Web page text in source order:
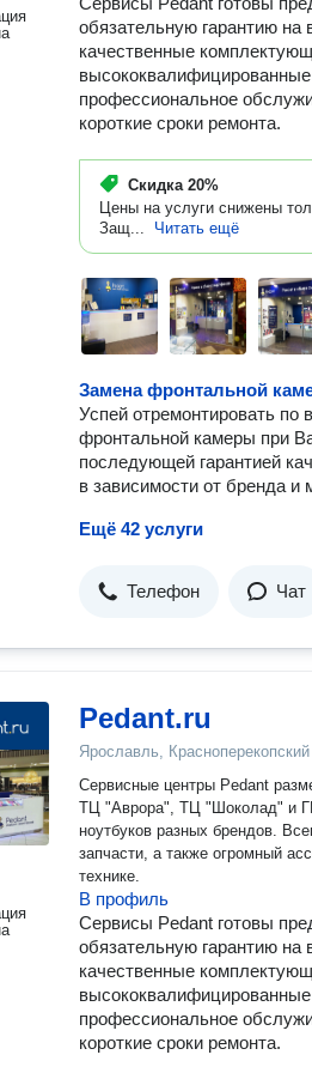
обязательную гарантию на
качественные
профессиональное
короткие сроки ремонта.
Скидка 20%
Цены на услуги снижены
Защ...
Читать ещё
Замена фронтальной
Успей отремонтировать по
фронтальной камеры при
последующей гарантией
в зависимости от бренда и
Ещё 42 услуги
Телефон Чат
Pedant.ru
Ярославль,
Сервисные центры Pedant
ТЦ "Аврора", ТЦ "Шоколад" и ГМ "Лента" по ремонту смартфонов и
ноутбуков разных брендов.
запчасти, а также огромный
технике.
В профиль
Сервисы Pedant готовы
обязательную гарантию на
качественные
профессиональное
короткие сроки ремонта.